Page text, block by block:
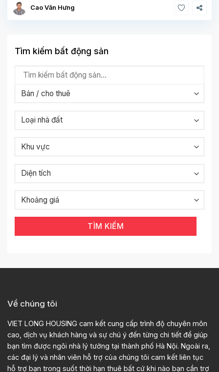
Cao Văn Hưng
Tìm kiếm bất động sản
TÌM KIẾM
Về chúng tôi
VIET LONG HOUSING cam kết cung cấp trình độ chuyên môn
cao, dịch vụ khách hàng và sự chú ý đến từng chi tiết để giúp
bạn tìm được ngôi nhà lý tưởng tại thành phố Hà Nội. Ngoài ra,
các đại lý và nhân viên hỗ trợ của chúng tôi cam kết liên tục
hỗ trợ bạn trong suốt thời hạn thuê bất cứ khi nào bạn cần trợ